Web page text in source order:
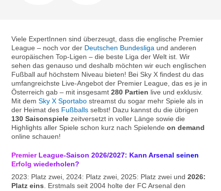
Viele ExpertInnen sind überzeugt, dass die englische Premier
League – noch vor der Deutschen Bundesligaund anderen
europäischen Top-Ligen – die beste Liga der Welt ist. Wir
sehen das genauso und deshalb möchten wir euch englischen
Fußball auf höchstem Niveau bieten! Bei Sky X findest du das
umfangreichste Live-Angebot der Premier League, das es je in
Österreich gab – mit insgesamt 280 Partien live und exklusiv.
Mit dem Sky X Sportabostreamst du sogar mehr Spiele als in
der Heimat des Fußballsselbst! Dazu kannst du die übrigen
130 Saisonspielezeitversetzt in voller Länge sowie die
Highlights aller Spiele schon kurz nach Spielende on demand
online schauen!
Premier League-Saison 2026/2027: Kann Arsenal seinen
Erfolg wiederholen?
2023: Platz zwei, 2024: Platz zwei, 2025: Platz zwei und 2026:
Platz eins. Erstmals seit 2004 holte der FC Arsenal den